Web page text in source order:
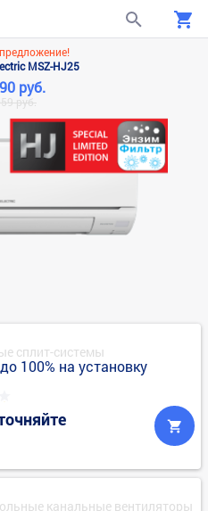
MSZ-HJ25
руб.
руб.
сплит-системы
100% на установку
канальные вентиляторы